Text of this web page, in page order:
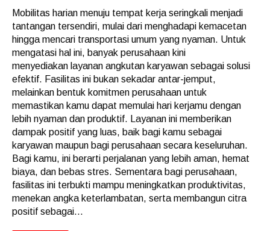
Mobilitas harian menuju tempat kerja seringkali menjadi
tantangan tersendiri, mulai dari menghadapi kemacetan
hingga mencari transportasi umum yang nyaman. Untuk
mengatasi hal ini, banyak perusahaan kini
menyediakan layanan angkutan karyawan sebagai solusi
efektif. Fasilitas ini bukan sekadar antar-jemput,
melainkan bentuk komitmen perusahaan untuk
memastikan kamu dapat memulai hari kerjamu dengan
lebih nyaman dan produktif. Layanan ini memberikan
dampak positif yang luas, baik bagi kamu sebagai
karyawan maupun bagi perusahaan secara keseluruhan.
Bagi kamu, ini berarti perjalanan yang lebih aman, hemat
biaya, dan bebas stres. Sementara bagi perusahaan,
fasilitas ini terbukti mampu meningkatkan produktivitas,
menekan angka keterlambatan, serta membangun citra
positif sebagai...